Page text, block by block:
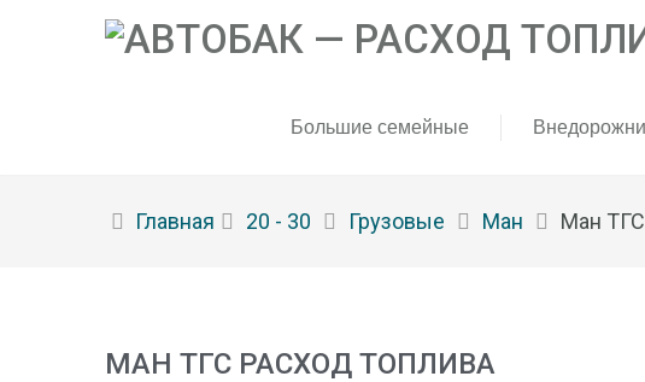
Большие семейные
Главная 20 - 30 Грузовые Ман Ман ТГС
МАН ТГС РАСХОД ТОПЛИВА